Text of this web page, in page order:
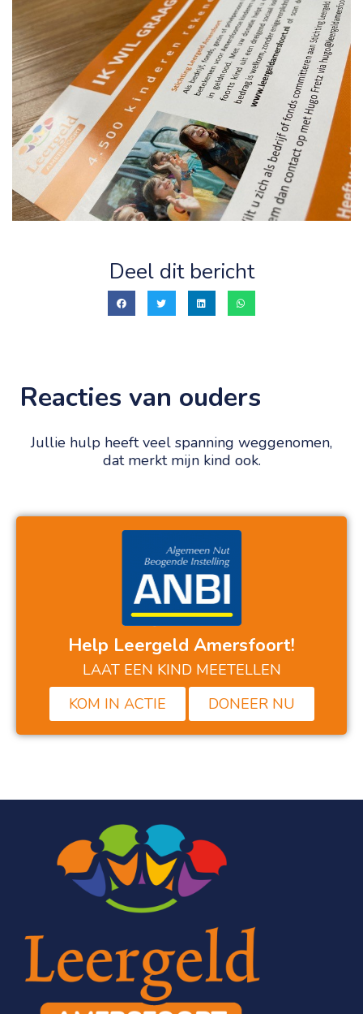
Deel dit bericht
Reacties van ouders
Jullie hulp heeft veel spanning weggenomen,
dat merkt mijn kind ook.
Help Leergeld Amersfoort!
LAAT EEN KIND MEETELLEN
KOM IN ACTIE
DONEER NU